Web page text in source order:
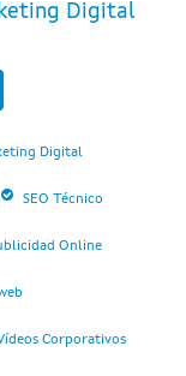
Digital
Digital
SEO Técnico
Online
Corporativos